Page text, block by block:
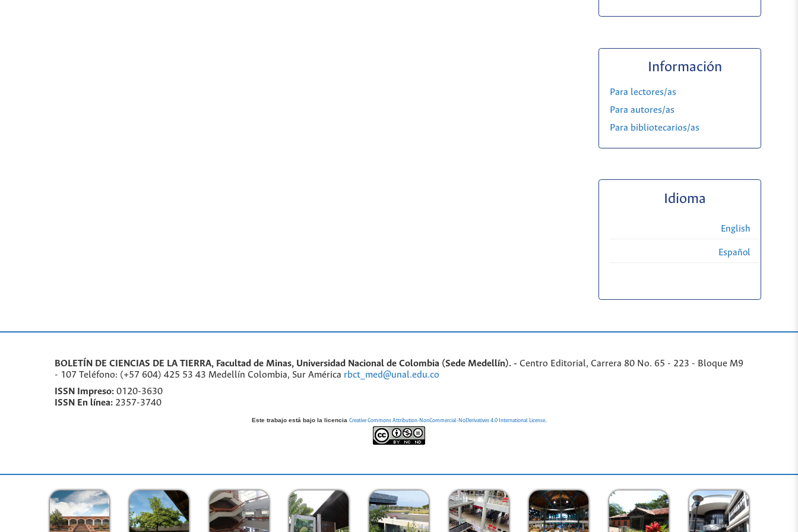
Información
Para lectores/as
Para autores/as
Para bibliotecarios/as
Idioma
English
Español
BOLETÍN DE CIENCIAS DE LA TIERRA, Facultad de Minas, Universidad Nacional de Colombia (Sede Medellín). - Centro Editorial, Carrera 80 No. 65 - 223 - Bloque M9
- 107 Teléfono: (+57 604) 425 53 43 Medellín Colombia, Sur América rbct_med@unal.edu.co
ISSN Impreso: 0120-3630
ISSN En línea: 2357-3740
Este trabajo está bajo la licencia Creative Commons Attribution-NonCommercial-NoDerivatives 4.0 International License.